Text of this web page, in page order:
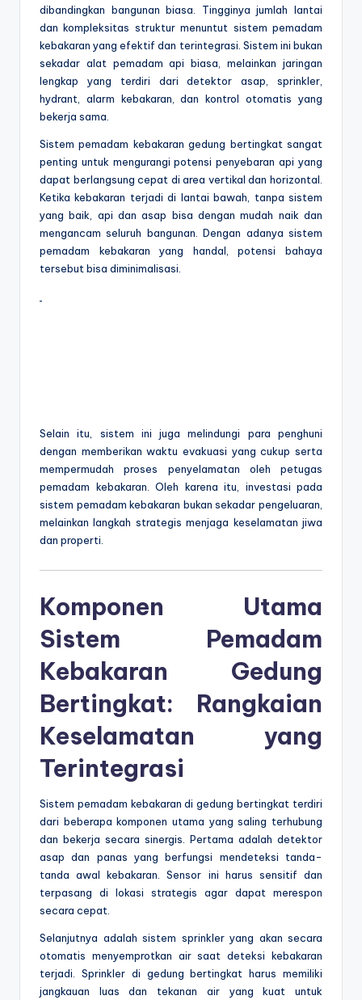
dibandingkan bangunan biasa. Tingginya jumlah lantai
dan kompleksitas struktur menuntut sistem pemadam
kebakaran yang efektif dan terintegrasi. Sistem ini bukan
sekadar alat pemadam api biasa, melainkan jaringan
lengkap yang terdiri dari detektor asap, sprinkler,
hydrant, alarm kebakaran, dan kontrol otomatis yang
bekerja sama.
Sistem pemadam kebakaran gedung bertingkat sangat
penting untuk mengurangi potensi penyebaran api yang
dapat berlangsung cepat di area vertikal dan horizontal.
Ketika kebakaran terjadi di lantai bawah, tanpa sistem
yang baik, api dan asap bisa dengan mudah naik dan
mengancam seluruh bangunan. Dengan adanya sistem
pemadam kebakaran yang handal, potensi bahaya
tersebut bisa diminimalisasi.
Selain itu, sistem ini juga melindungi para penghuni
dengan memberikan waktu evakuasi yang cukup serta
mempermudah proses penyelamatan oleh petugas
pemadam kebakaran. Oleh karena itu, investasi pada
sistem pemadam kebakaran bukan sekadar pengeluaran,
melainkan langkah strategis menjaga keselamatan jiwa
dan properti.
Komponen Utama
Sistem Pemadam
Kebakaran Gedung
Bertingkat: Rangkaian
Keselamatan yang
Terintegrasi
Sistem pemadam kebakaran di gedung bertingkat terdiri
dari beberapa komponen utama yang saling terhubung
dan bekerja secara sinergis. Pertama adalah detektor
asap dan panas yang berfungsi mendeteksi tanda-
tanda awal kebakaran. Sensor ini harus sensitif dan
terpasang di lokasi strategis agar dapat merespon
secara cepat.
Selanjutnya adalah sistem sprinkler yang akan secara
otomatis menyemprotkan air saat deteksi kebakaran
terjadi. Sprinkler di gedung bertingkat harus memiliki
jangkauan luas dan tekanan air yang kuat untuk